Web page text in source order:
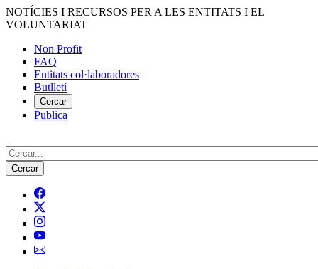
Vés
al
NOTÍCIES I RECURSOS PER A LES ENTITATS I EL
VOLUNTARIAT
Menú
del
compte
d'usuari
Non Profit
FAQ
Entitats col·laboradores
Butlletí
Cercar
Publica
Cerca